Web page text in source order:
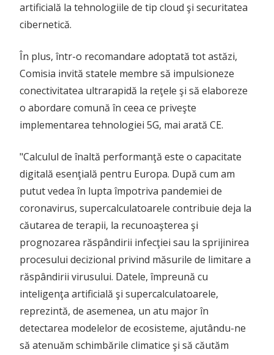
artificială la tehnologiile de tip cloud şi securitatea
cibernetică.
În plus, într-o recomandare adoptată tot astăzi,
Comisia invită statele membre să impulsioneze
conectivitatea ultrarapidă la reţele şi să elaboreze
o abordare comună în ceea ce priveşte
implementarea tehnologiei 5G, mai arată CE.
"Calculul de înaltă performanţă este o capacitate
digitală esenţială pentru Europa. După cum am
putut vedea în lupta împotriva pandemiei de
coronavirus, supercalculatoarele contribuie deja la
căutarea de terapii, la recunoaşterea şi
prognozarea răspândirii infecţiei sau la sprijinirea
procesului decizional privind măsurile de limitare a
răspândirii virusului. Datele, împreună cu
inteligenţa artificială şi supercalculatoarele,
reprezintă, de asemenea, un atu major în
detectarea modelelor de ecosisteme, ajutându-ne
să atenuăm schimbările climatice şi să căutăm